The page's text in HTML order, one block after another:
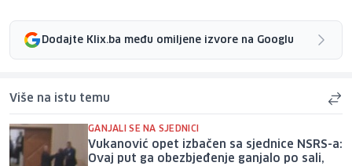
Dodajte Klix.ba među omiljene izvore na Googlu
Više na istu temu
GANJALI SE NA SJEDNICI
Vukanović opet izbačen sa sjednice NSRS-a:
Ovaj put ga obezbjeđenje ganjalo po sali,